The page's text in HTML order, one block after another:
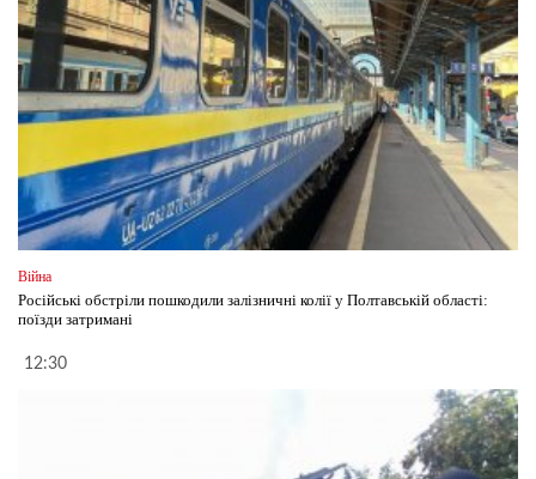
Війна
Російські обстріли пошкодили залізничні колії у Полтавській області:
поїзди затримані
12:30